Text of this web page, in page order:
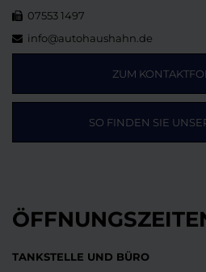
07553 1497
info@autohaushahn.de
ZUM
SO FINDEN SIE
TANKSTELLE UND BÜRO